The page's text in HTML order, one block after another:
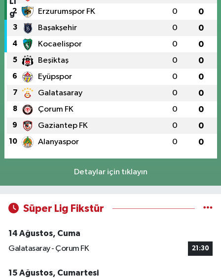
2 Erzurumspor FK 0 0
3 Başakşehir 0 0
4 Kocaelispor 0 0
5 Beşiktaş 0 0
6 Eyüpspor 0 0
7 Galatasaray 0 0
8 Çorum FK 0 0
9 Gaziantep FK 0 0
10 Alanyaspor 0 0
Detaylar için tıklayın
Süper Lig Fikstür
14 Ağustos, Cuma
Galatasaray - Çorum FK
21:30
15 Ağustos, Cumartesi